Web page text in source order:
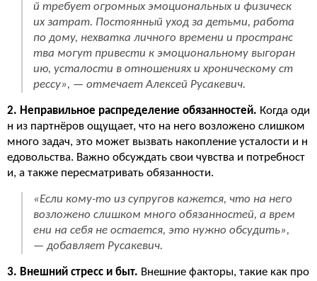
й требует огромных эмоциональных и физическ
их затрат. Постоянный уход за детьми, работа
по дому, нехватка личного времени и пространс
тва могут привести к эмоциональному выгоран
ию, усталости в отношениях и хроническому ст
рессу», — отмечает Алексей Русакевич.
2. Неправильное распределение обязанностей. Когда оди
н из партнёров ощущает, что на него возложено слишком
много задач, это может вызвать накопление усталости и н
едовольства. Важно обсуждать свои чувства и потребност
и, а также пересматривать обязанности.
«Если кому-то из супругов кажется, что на него
возложено слишком много обязанностей, а врем
ени на себя не остается, это нужно обсудить»,
— добавляет Русакевич.
3. Внешний стресс и быт. Внешние факторы, такие как про